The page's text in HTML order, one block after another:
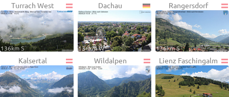
Turrach West
136km S
Dachau
136km W
Rangersdorf
136km S
Kalsertal Wildalpen Lienz Faschingalm